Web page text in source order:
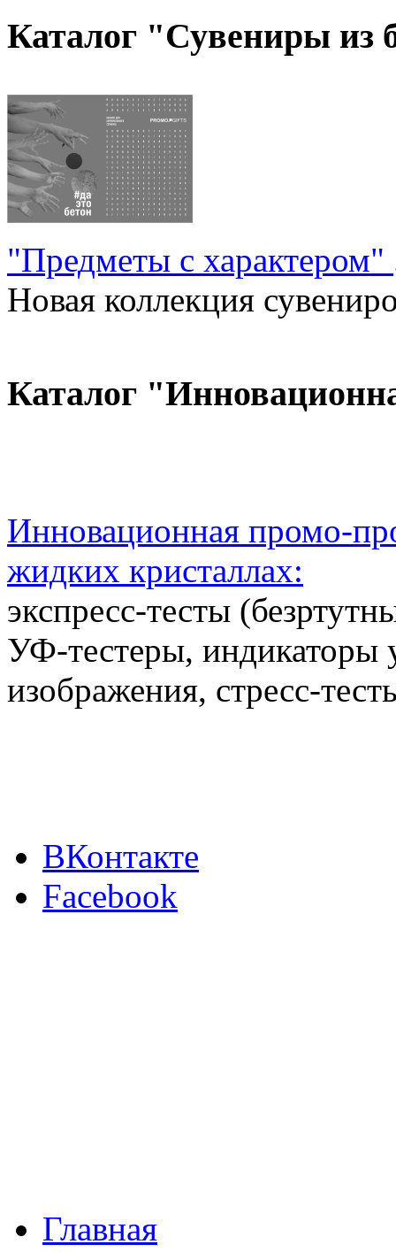
Каталог "Сувениры из
"Предметы с характером"
Новая коллекция
Каталог
Инновационная промо-
жидких кристаллах:
экспресс-тесты
УФ-тестеры, индикаторы
изображения, стресс-
ВКонтакте
Facebook
Главная